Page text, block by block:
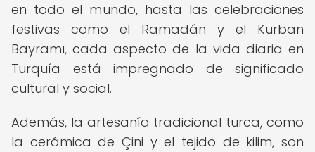
en todo el mundo, hasta las celebraciones
festivas como el Ramadán y el Kurban
Bayramı, cada aspecto de la vida diaria en
Turquía está impregnado de significado
cultural y social.
Además, la artesanía tradicional turca, como
la cerámica de Çini y el tejido de kilim, son